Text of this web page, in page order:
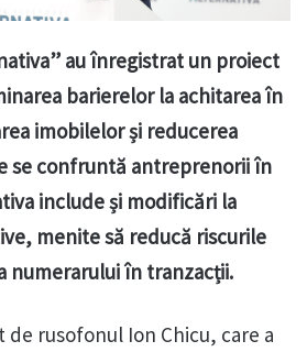
au înregistrat un proiect
barierelor la achitarea în
imobilelor și reducerea
se confruntă antreprenorii în
include și modificări la
menite să reducă riscurile
numerarului în tranzacții.
rusofonul Ion Chicu, care a